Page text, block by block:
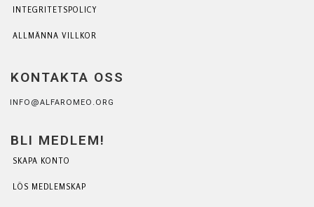
INTEGRITETSPOLICY
ALLMÄNNA VILLKOR
KONTAKTA OSS
INFO@ALFAROMEO.ORG
BLI MEDLEM!
SKAPA KONTO
LÖS MEDLEMSKAP